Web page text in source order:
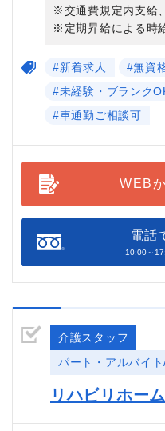
※交通費規定内支給
※定期昇給による時
#新着求人
#無資
#未経験・ブランク
#車通勤ご相談可
WEB
電話
10:00～
介護スタッフ
パート・アルバイ
リハビリホー